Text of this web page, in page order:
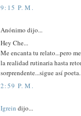
9:15 P. M.
Anónimo dijo...
Hey Che...
Me encanta tu relato...pero
la realidad rutinaria hasta
sorprendente...sigue así poeta.
2:59 P. M.
Igrein dijo...